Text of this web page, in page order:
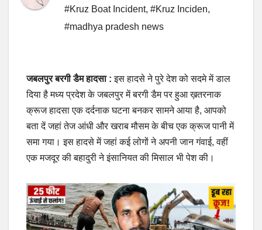
#Kruz Boat Incident, #Kruz Inciden,
#madhya pradesh news
जबलपुर बरगी डैम हादसा : इस हादसे ने पुरे देश को सदमे में डाल
दिया है मध्य प्रदेश के जबलपुर में बरगी डैम पर हुआ ख़तरनाक
क्रूज हादसा एक दर्दनाक घटना बनकर सामने आया है, आपको
बता दें जहां तेज आंधी और खराब मौसम के बीच एक क्रूज पानी में
समा गया। इस हादसे में जहां कई लोगों ने अपनी जान गंवाई, वहीं
एक मजदूर की बहादुरी ने इंसानियत की मिसाल भी पेश की।